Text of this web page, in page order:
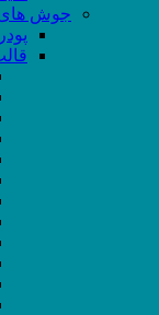
جوش های